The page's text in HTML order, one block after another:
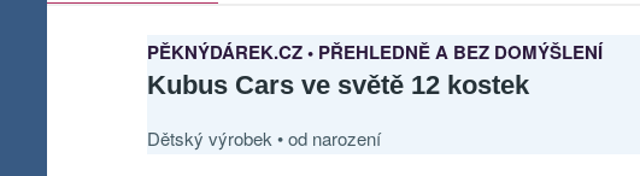
PĚKNÝDÁREK.CZ • PŘEHLEDNĚ A BEZ DOMÝŠLENÍ
Kubus Cars ve světě 12 kostek
Dětský výrobek • od narození